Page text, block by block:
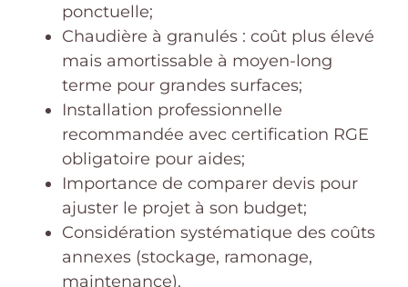
ponctuelle;
Chaudière à granulés : coût plus élevé
mais amortissable à moyen-long
terme pour grandes surfaces;
Installation professionnelle
recommandée avec certification RGE
obligatoire pour aides;
Importance de comparer devis pour
ajuster le projet à son budget;
Considération systématique des coûts
annexes (stockage, ramonage,
maintenance).